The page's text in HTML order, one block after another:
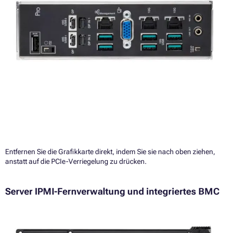
Entfernen Sie die Grafikkarte direkt, indem Sie sie nach oben ziehen,
anstatt auf die PCIe-Verriegelung zu drücken.
Server IPMI-Fernverwaltung und integriertes BMC